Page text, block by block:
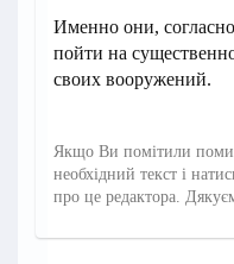
Именно они,
пойти на
своих вооружений.
Якщо Ви помітили
необхідний текст і
про це редактора.